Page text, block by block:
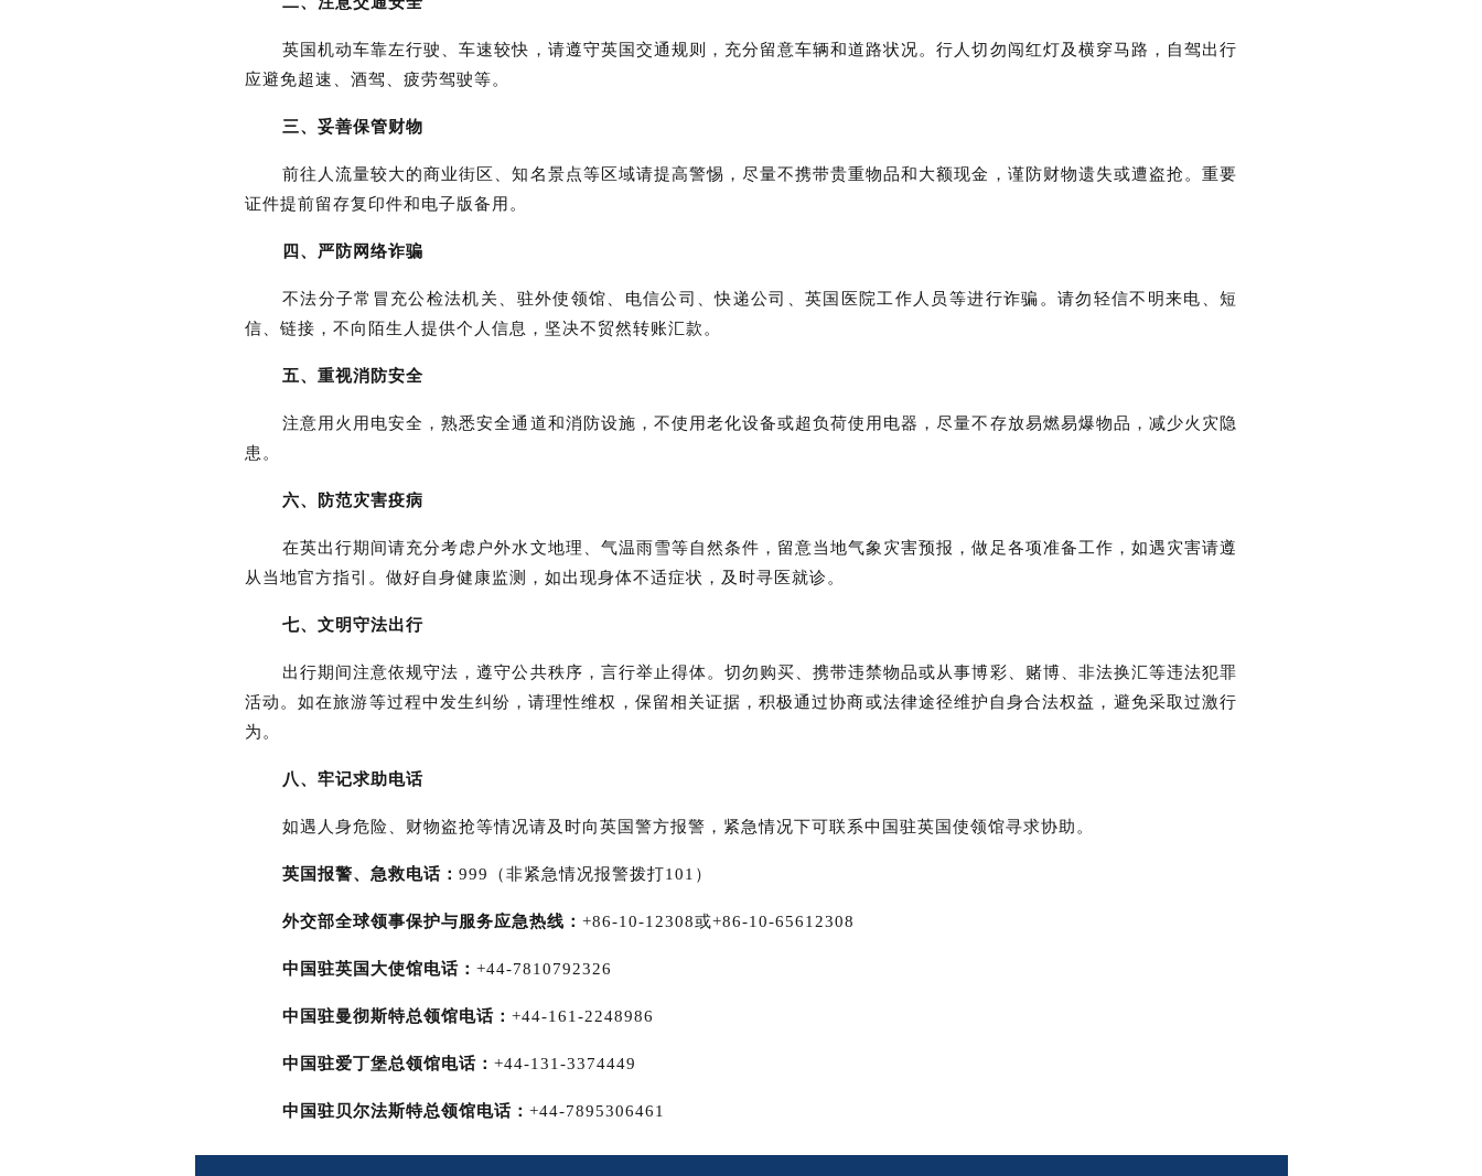
英国机动车靠左行驶、车速较快，请遵守英国交通规则，充分留意车辆和道路状况。行人切勿闯红灯及横穿马路，自驾出行
应避免超速、酒驾、疲劳驾驶等。
三、妥善保管财物
前往人流量较大的商业街区、知名景点等区域请提高警惕，尽量不携带贵重物品和大额现金，谨防财物遗失或遭盗抢。重要
证件提前留存复印件和电子版备用。
四、严防网络诈骗
不法分子常冒充公检法机关、驻外使领馆、电信公司、快递公司、英国医院工作人员等进行诈骗。请勿轻信不明来电、短
信、链接，不向陌生人提供个人信息，坚决不贸然转账汇款。
五、重视消防安全
注意用火用电安全，熟悉安全通道和消防设施，不使用老化设备或超负荷使用电器，尽量不存放易燃易爆物品，减少火灾隐
患。
六、防范灾害疫病
在英出行期间请充分考虑户外水文地理、气温雨雪等自然条件，留意当地气象灾害预报，做足各项准备工作，如遇灾害请遵
从当地官方指引。做好自身健康监测，如出现身体不适症状，及时寻医就诊。
七、文明守法出行
出行期间注意依规守法，遵守公共秩序，言行举止得体。切勿购买、携带违禁物品或从事博彩、赌博、非法换汇等违法犯罪
活动。如在旅游等过程中发生纠纷，请理性维权，保留相关证据，积极通过协商或法律途径维护自身合法权益，避免采取过激行
为。
八、牢记求助电话
如遇人身危险、财物盗抢等情况请及时向英国警方报警，紧急情况下可联系中国驻英国使领馆寻求协助。
英国报警、急救电话： 999（非紧急情况报警拨打101）
外交部全球领事保护与服务应急热线： +86-10-12308或+86-10-65612308
中国驻英国大使馆电话： +44-7810792326
中国驻曼彻斯特总领馆电话： +44-161-2248986
中国驻爱丁堡总领馆电话： +44-131-3374449
中国驻贝尔法斯特总领馆电话： +44-7895306461